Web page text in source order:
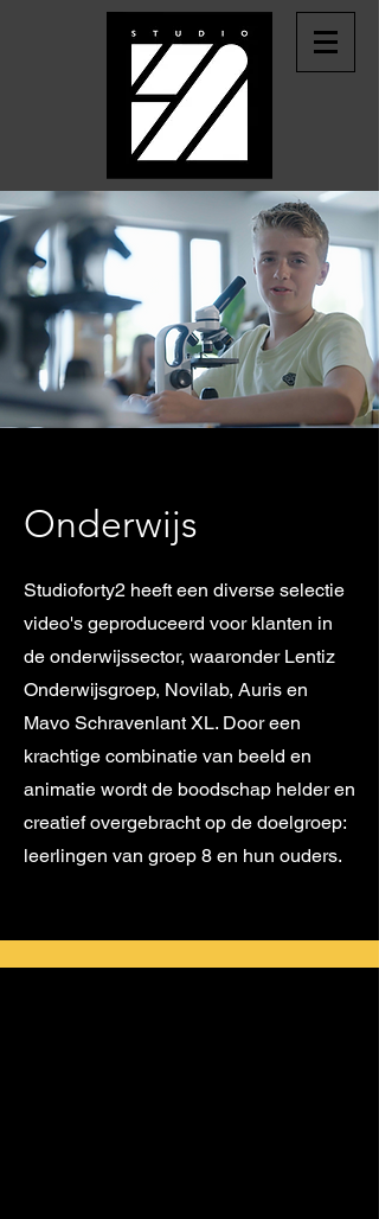
Onderwijs
Studioforty2 heeft een diverse selectie
video's geproduceerd voor klanten in
de onderwijssector, waaronder Lentiz
Onderwijsgroep, Novilab, Auris en
Mavo Schravenlant XL. Door een
krachtige combinatie van beeld en
animatie wordt de boodschap helder en
creatief overgebracht op de doelgroep:
leerlingen van groep 8 en hun ouders.